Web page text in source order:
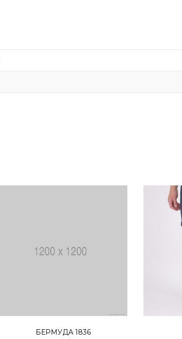
БЕРМУДА 1836